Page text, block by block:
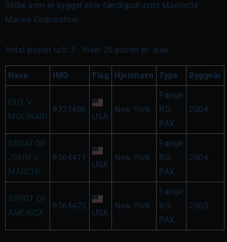
Skibe som er bygget eller færdigudrustet Marinette
Marine Corporation.
Antal poster ialt: 3 . Viser 20 poster pr. side
Navn IMO Flag Hjemhavn Type Byggeår
GUY V.
MOLINARI
9333486
USA
New York
Færge
RO-
PAX
2004
SENATOR
JOHN J.
MARCHI
9364411
USA
New York
Færge
RO-
PAX
2004
SPIRIT OF
AMERICA
9364423
USA
New York
Færge
RO-
PAX
2005